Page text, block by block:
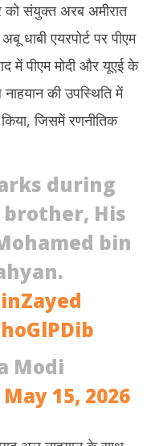
शांति बहाली में हर सहयोग को
संयुक्त अरब अमीरात
धाबी एयरपोर्ट पर पीएम
में पीएम मोदी और यूएई के
की उपस्थिति में
जिसमें रणनीतिक
during
His
bin
Modi
May 15, 2026